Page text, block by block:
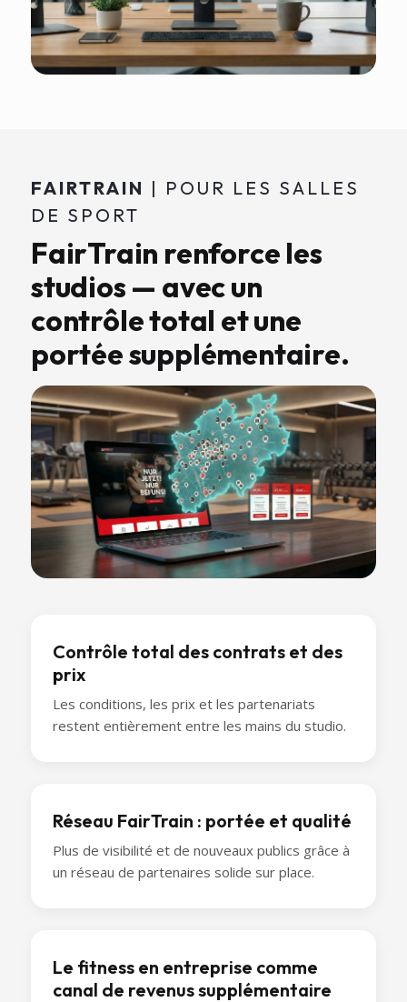
FAIRTRAIN | POUR LES SALLES
DE SPORT
FairTrain renforce les
studios — avec un
contrôle total et une
portée supplémentaire.
Contrôle total des contrats et des
prix
Les conditions, les prix et les partenariats
restent entièrement entre les mains du studio.
Réseau FairTrain : portée et qualité
Plus de visibilité et de nouveaux publics grâce à
un réseau de partenaires solide sur place.
Le fitness en entreprise comme
canal de revenus supplémentaire